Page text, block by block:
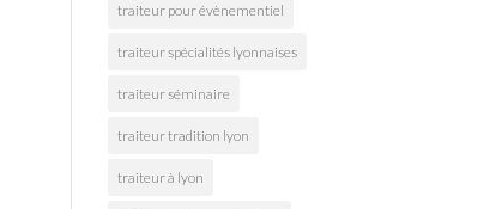
traiteur pour évènementiel
traiteur spécialités lyonnaises
traiteur séminaire
traiteur tradition lyon
traiteur à lyon